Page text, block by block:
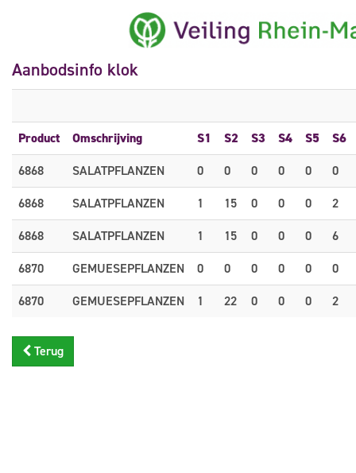
Aanbodsinfo klok
Product Omschrijving S1 S2 S3 S4 S5
S6
6868
SALATPFLANZEN 0 0 0 0 0
0
6868
SALATPFLANZEN 1 15 0 0 0
2
6868
SALATPFLANZEN 1 15 0 0 0
6
6870
GEMUESEPFLANZEN 0 0 0 0 0
0
6870
GEMUESEPFLANZEN 1 22 0 0 0 2
Terug